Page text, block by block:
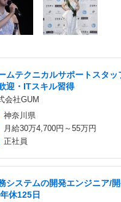
ムテクニカルサポートスタ
迎・ITスキル習得
会社GUM
神奈川県
月給30万4,700円～55万円
正社員
システムの開発エンジニア/
休125日